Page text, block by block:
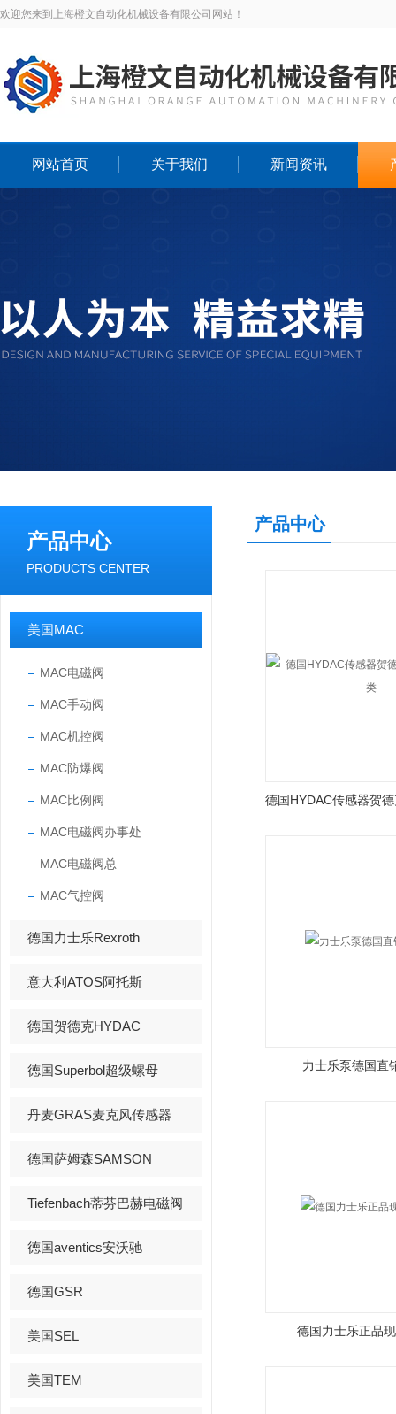
欢迎您来到上海橙文自动化机械设备有限公司网站！
网站首页 关于我们 新闻资讯
产品中心
PRODUCTS CENTER
美国MAC
MAC电磁阀
MAC手动阀
MAC机控阀
MAC防爆阀
MAC比例阀
MAC电磁阀办事处
MAC电磁阀总
MAC气控阀
德国力士乐Rexroth
意大利ATOS阿托斯
德国贺德克HYDAC
德国Superbol超级螺母
丹麦GRAS麦克风传感器
德国萨姆森SAMSON
Tiefenbach蒂芬巴赫电磁阀
德国aventics安沃驰
德国GSR
美国SEL
美国TEM
产品中心
力士乐泵德国直
德国力士乐正品